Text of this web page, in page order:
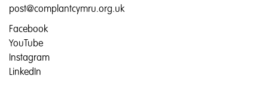
post@complantcymru.org.uk
Facebook
YouTube
Instagram
LinkedIn